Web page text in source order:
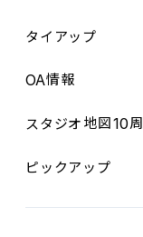
タイアップ
OA情報
スタジオ 地図 10
ピックアップ